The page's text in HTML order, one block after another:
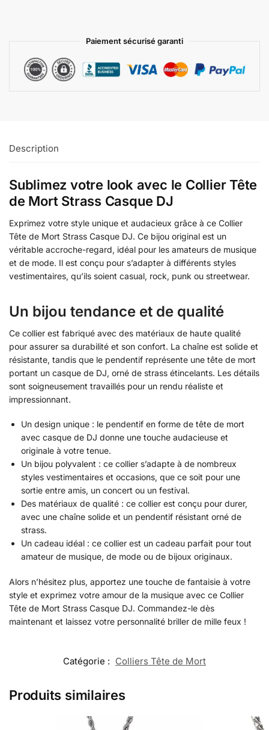
Paiement sécurisé garanti
Description
Sublimez votre look avec le Collier Tête
de Mort Strass Casque DJ
Exprimez votre style unique et audacieux grâce à ce Collier
Tête de Mort Strass Casque DJ. Ce bijou original est un
véritable accroche-regard, idéal pour les amateurs de musique
et de mode. Il est conçu pour s’adapter à différents styles
vestimentaires, qu’ils soient casual, rock, punk ou streetwear.
Un bijou tendance et de qualité
Ce collier est fabriqué avec des matériaux de haute qualité
pour assurer sa durabilité et son confort. La chaîne est solide et
résistante, tandis que le pendentif représente une tête de mort
portant un casque de DJ, orné de strass étincelants. Les détails
sont soigneusement travaillés pour un rendu réaliste et
impressionnant.
Un design unique : le pendentif en forme de tête de mort
avec casque de DJ donne une touche audacieuse et
originale à votre tenue.
Un bijou polyvalent : ce collier s’adapte à de nombreux
styles vestimentaires et occasions, que ce soit pour une
sortie entre amis, un concert ou un festival.
Des matériaux de qualité : ce collier est conçu pour durer,
avec une chaîne solide et un pendentif résistant orné de
strass.
Un cadeau idéal : ce collier est un cadeau parfait pour tout
amateur de musique, de mode ou de bijoux originaux.
Alors n’hésitez plus, apportez une touche de fantaisie à votre
style et exprimez votre amour de la musique avec ce Collier
Tête de Mort Strass Casque DJ. Commandez-le dès
maintenant et laissez votre personnalité briller de mille feux !
Catégorie : Colliers Tête de Mort
Produits similaires